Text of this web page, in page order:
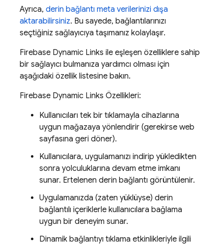
Ayrıca, derin bağlantı meta verilerinizi dışa
aktarabilirsiniz. Bu sayede, bağlantılarınızı
seçtiğiniz sağlayıcıya taşımanız kolaylaşır.
Firebase Dynamic Links ile eşleşen özelliklere sahip
bir sağlayıcı bulmanıza yardımcı olması için
aşağıdaki özellik listesine bakın.
Firebase Dynamic Links Özellikleri:
Kullanıcıları tek bir tıklamayla cihazlarına
uygun mağazaya yönlendirir (gerekirse web
sayfasına geri döner).
Kullanıcılara, uygulamanızı indirip yükledikten
sonra yolculuklarına devam etme imkanı
sunar. Ertelenen derin bağlantı görüntülenir.
Uygulamanızda (zaten yüklüyse) derin
bağlantılı içeriklerle kullanıcılara bağlama
uygun bir deneyim sunar.
Dinamik bağlantıyı tıklama etkinlikleriyle ilgili